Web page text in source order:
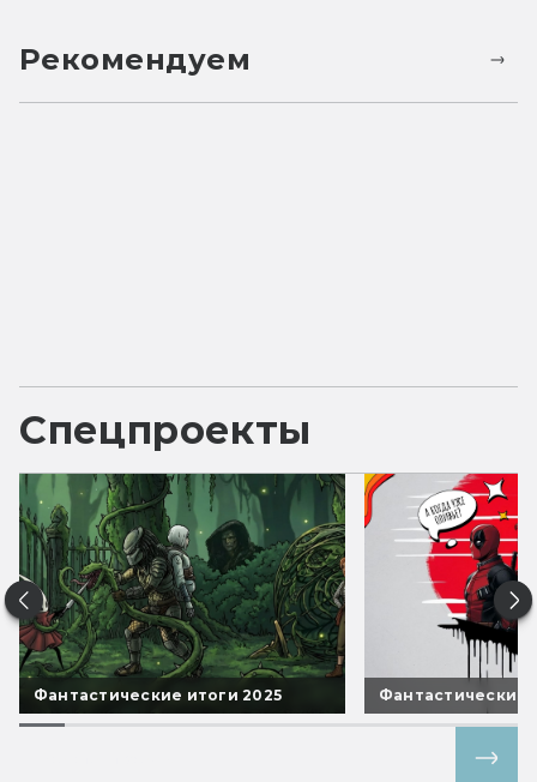
Рекомендуем
Спецпроекты
Фантастические итоги 2025 Фантастические